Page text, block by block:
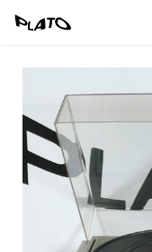
Home
Inkoop
Verkoop
Afbeeldingen